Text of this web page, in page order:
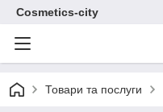
Cosmetics-city
Товари та послуги